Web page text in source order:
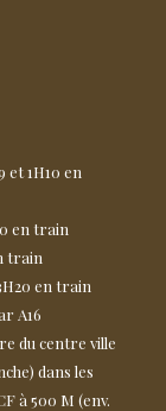
et 1H10 en
en train
train
en train
A16
du centre ville
dans les
à 500 M (env.